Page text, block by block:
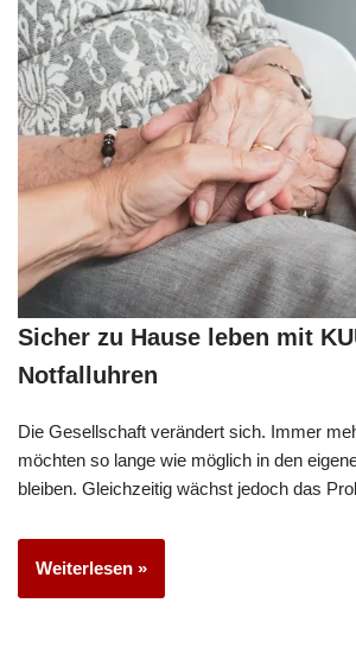
Sicher zu Hause leben mit
Notfalluhren
Die Gesellschaft verändert sich. Immer
möchten so lange wie möglich in den
bleiben. Gleichzeitig wächst jedoch das
Weiterlesen »